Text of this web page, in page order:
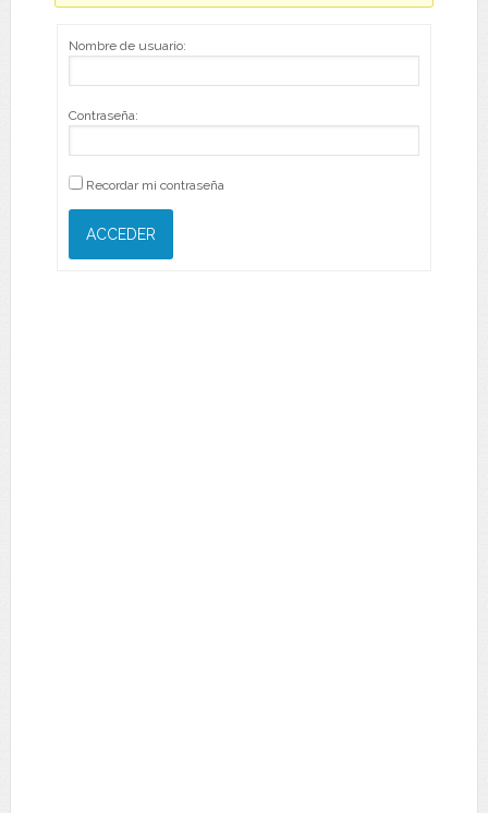
Nombre de usuario:
Contraseña:
Recordar mi contraseña
ACCEDER